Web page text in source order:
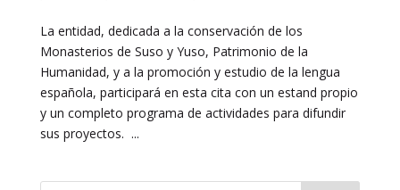
La entidad, dedicada a la conservación de los
Monasterios de Suso y Yuso, Patrimonio de la
Humanidad, y a la promoción y estudio de la lengua
española, participará en esta cita con un estand propio
y un completo programa de actividades para difundir
sus proyectos. ...